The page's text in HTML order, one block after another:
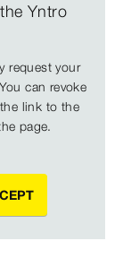
Yntro
request your
can revoke
link to the
page.